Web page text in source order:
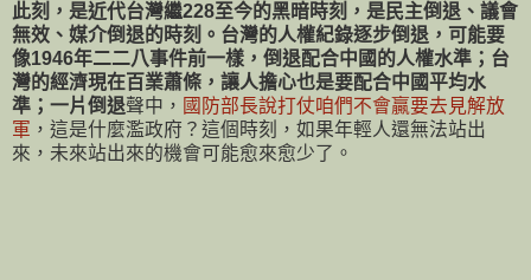
此刻，是近代台灣繼228至今的黑暗時刻，是民主倒退、議會
無效、媒介倒退的時刻。台灣的人權紀錄逐步倒退，可能要
像1946年二二八事件前一樣，倒退配合中國的人權水準；台
灣的經濟現在百業蕭條，讓人擔心也是要配合中國平均水
準；一片倒退聲中， 國防部長說打仗咱們不會贏要去見解放
軍 ，這是什麼濫政府？這個時刻，如果年輕人還無法站出
來，未來站出來的機會可能愈來愈少了。